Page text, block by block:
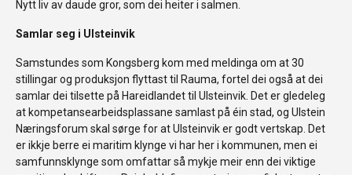
Nytt liv av daude gror, som dei heiter i salmen.
Samlar seg i Ulsteinvik
Samstundes som Kongsberg kom med meldinga om at 30
stillingar og produksjon flyttast til Rauma, fortel dei også at dei
samlar dei tilsette på Hareidlandet til Ulsteinvik. Det er gledeleg
at kompetansearbeidsplassane samlast på éin stad, og Ulstein
Næringsforum skal sørge for at Ulsteinvik er godt vertskap. Det
er ikkje berre ei maritim klynge vi har her i kommunen, men ei
samfunnsklynge som omfattar så mykje meir enn dei viktige